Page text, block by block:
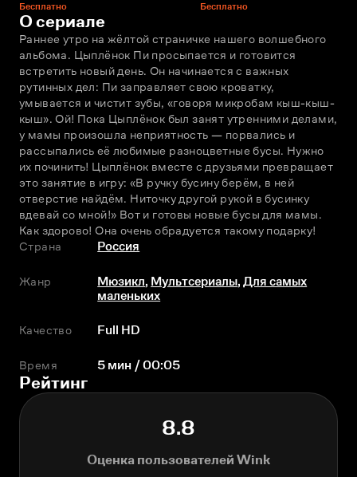
Бесплатно Бесплатно
О сериале
Раннее утро на жёлтой страничке нашего волшебного
альбома. Цыплёнок Пи просыпается и готовится
встретить новый день. Он начинается с важных
рутинных дел: Пи заправляет свою кроватку,
умывается и чистит зубы, «говоря микробам кыш-кыш-
кыш». Ой! Пока Цыплёнок был занят утренними делами,
у мамы произошла неприятность — порвались и
рассыпались её любимые разноцветные бусы. Нужно
их починить! Цыплёнок вместе с друзьями превращает
это занятие в игру: «В ручку бусину берём, в ней
отверстие найдём. Ниточку другой рукой в бусинку
вдевай со мной!» Вот и готовы новые бусы для мамы.
Как здорово! Она очень обрадуется такому подарку!
Страна
Россия
Жанр Мюзикл, Мультсериалы,Для самых
маленьких
Качество Full HD
Время 5 мин / 00:05
Рейтинг
8.8
Оценка пользователей Wink